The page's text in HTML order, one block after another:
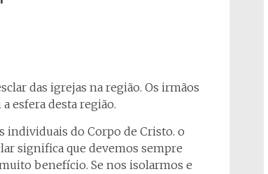
das igrejas na região. Os irmãos
esfera desta região.
individuais do Corpo de Cristo. o
significa que devemos sempre
benefício. Se nos isolarmos e